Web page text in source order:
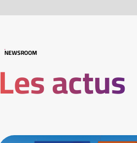
NEWSROOM
Les actus